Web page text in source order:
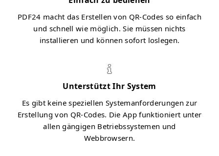
PDF24 macht das Erstellen von QR-Codes so einfach
und schnell wie möglich. Sie müssen nichts
installieren und können sofort loslegen.
Unterstützt Ihr System
Es gibt keine speziellen Systemanforderungen zur
Erstellung von QR-Codes. Die App funktioniert unter
allen gängigen Betriebssystemen und
Webbrowsern.